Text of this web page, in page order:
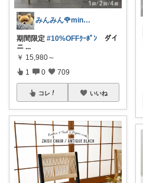
みんみん🌹minminღ
期間限定 #10%OFFｸｰﾎﾟﾝ ダイ
ニ ...
￥ 15,980～
1 0 709
コレ いいね